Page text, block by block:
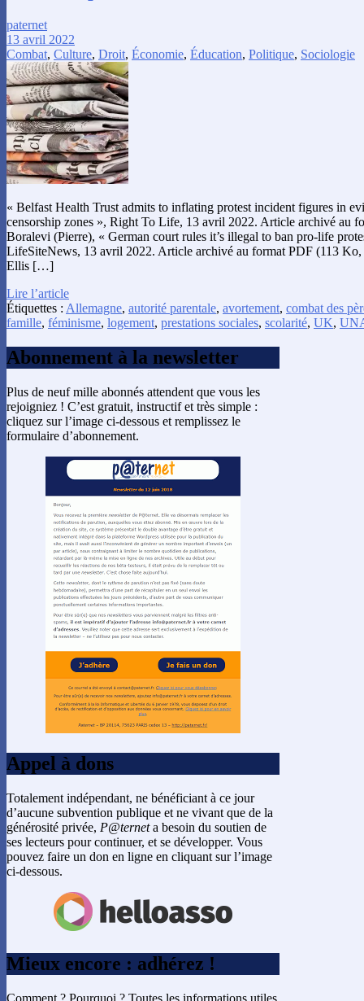
paternet
13 avril 2022
Combat, Culture, Droit, Économie, Éducation, Politique, Sociologie
« Belfast Health Trust admits to inflating protest incident figures in
censorship zones », Right To Life, 13 avril 2022. Article archivé au
Boralevi (Pierre), « German court rules it’s illegal to ban pro-life
LifeSiteNews, 13 avril 2022. Article archivé au format PDF (113
Ellis […]
Lire l’article
Étiquettes : Allemagne, autorité parentale, avortement, combat des
famille, féminisme, logement, prestations sociales, scolarité, UK,
Abonnement à la newsletter
Plus de neuf mille abonnés attendent que vous les
rejoigniez ! C’est gratuit, instructif et très simple :
cliquez sur l’image ci-dessous et remplissez le
formulaire d’abonnement.
Appel à dons
Totalement indépendant, ne bénéficiant à ce jour
d’aucune subvention publique et ne vivant que de la
générosité privée, P@terneta besoin du soutien de
ses lecteurs pour continuer, et se développer. Vous
pouvez faire un don en ligne en cliquant sur l’image
ci-dessous.
Mieux encore : adhérez !
Comment ? Pourquoi ? Toutes les informations utiles